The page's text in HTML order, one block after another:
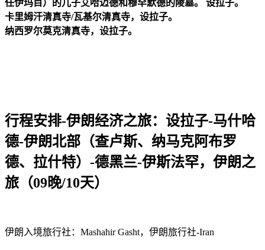
任伊玛目）的儿子艾哈迈德和穆罕默德的陵墓。 设拉子。
卡里姆汗清真寺/瓦基尔清真寺，设拉子。
纳西罗尔莫克清真寺，设拉子。
行程安排-伊朗经济之旅：设拉子-马什哈
德-伊朗北部（查卢斯、纳马克阿布罗
德、拉什特）-德黑兰-伊斯法罕，伊朗之
旅（09晚/10天）
伊朗入境旅行社：Mashahir Gasht，伊朗旅行社-Iran